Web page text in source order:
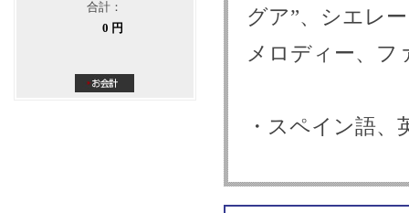
合計：
0 円
グア”、シエレ
メロディー、フ
・スペイン語